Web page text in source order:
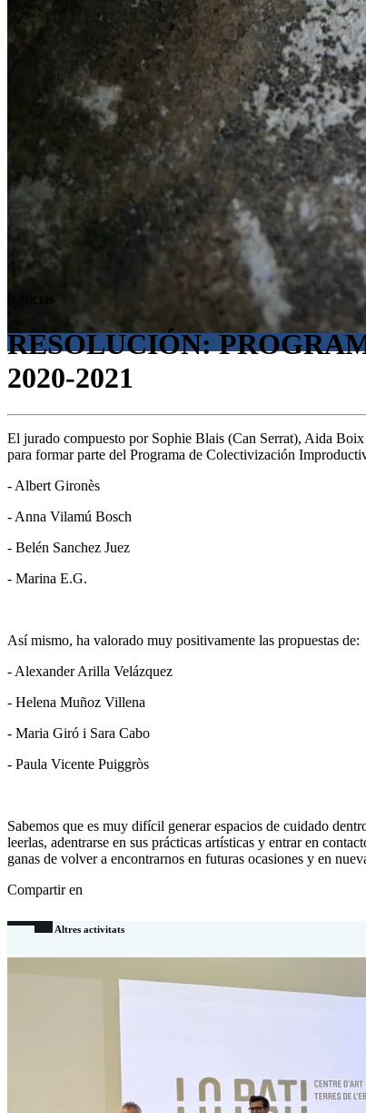
RESOLUCIÓN:
2020-2021
El jurado compuesto por Sophie Blais (Can Serrat), Aida
para formar parte del Programa de Colectivización
- Albert Gironès
- Anna Vilamú Bosch
- Belén Sanchez Juez
- Marina E.G.
Así mismo, ha valorado muy positivamente las propuestas de:
- Alexander Arilla Velázquez
- Helena Muñoz Villena
- Maria Giró i Sara Cabo
- Paula Vicente Puiggròs
Sabemos que es muy difícil generar espacios de cuidado
leerlas, adentrarse en sus prácticas artísticas y entrar en
ganas de volver a encontrarnos en futuras ocasiones y en
Compartir en
Altres activitats